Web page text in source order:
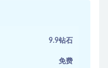
9.9钻石
免费